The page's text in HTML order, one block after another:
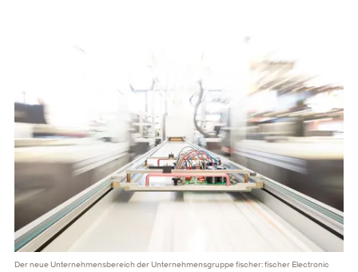
Der neue Unternehmensbereich der Unternehmensgruppe fischer: fischer Electronic